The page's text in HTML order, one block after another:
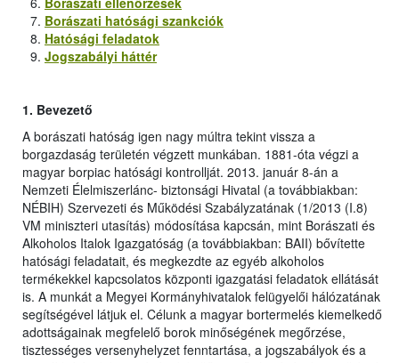
Borászati hatósági szankciók
Hatósági feladatok
Jogszabályi háttér
1. Bevezető
A borászati hatóság igen nagy múltra tekint vissza a
borgazdaság területén végzett munkában. 1881-óta végzi a
magyar borpiac hatósági kontrollját. 2013. január 8-án a
Nemzeti Élelmiszerlánc- biztonsági Hivatal (a továbbiakban:
NÉBIH) Szervezeti és Működési Szabályzatának (1/2013 (I.8)
VM miniszteri utasítás) módosítása kapcsán, mint Borászati és
Alkoholos Italok Igazgatóság (a továbbiakban: BAII) bővítette
hatósági feladatait, és megkezdte az egyéb alkoholos
termékekkel kapcsolatos központi igazgatási feladatok ellátását
is. A munkát a Megyei Kormányhivatalok felügyelői hálózatának
segítségével látjuk el. Célunk a magyar bortermelés kiemelkedő
adottságainak megfelelő borok minőségének megőrzése,
tisztességes versenyhelyzet fenntartása, a jogszabályok és a